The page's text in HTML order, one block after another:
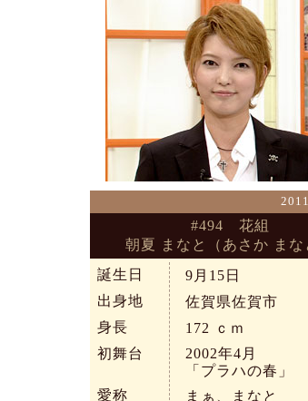
#494 花組
朝夏 まなと（あさか まな
誕生日
9月15日
出身地
佐賀県佐賀市
身長
172
ｃｍ
初舞台
2002年4月
「プラハの春」
愛称
まぁ、まなと